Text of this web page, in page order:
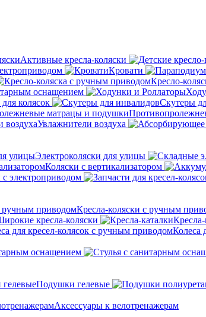
Активные кресла-коляски
Кровати
Кресло-
оснащением
колясок Скутеры
Увлажнители воздуха
Электроколяски для улицы
Коляски с вертикализатором
с электроприводом
Кресла-коляски с ручным
кресла-коляски
Колеса
оснащением
Подушки гелевые
Аксессуары к велотренажерам